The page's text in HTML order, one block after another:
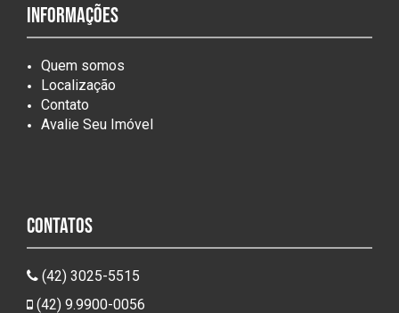
Informações
Quem somos
Localização
Contato
Avalie Seu Imóvel
Contatos
(42) 3025-5515
(42) 9.9900-0056